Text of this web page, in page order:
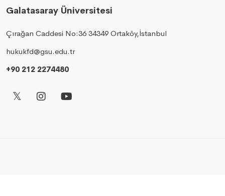
Galatasaray Üniversitesi
Çırağan Caddesi No:36 34349 Ortaköy,İstanbul
hukukfd@gsu.edu.tr
+90 212 2274480